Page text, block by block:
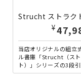
¥
当店オリジナルの組立
ル書庫「Strucht（ス
ト）」シリーズの3段
段引違い書庫セットで